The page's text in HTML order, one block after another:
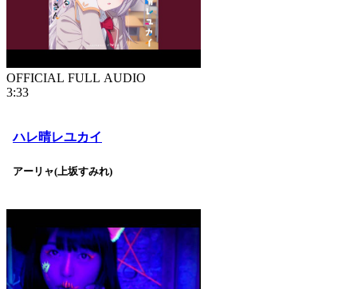
OFFICIAL FULL AUDIO
3:33
ハレ晴レユカイ
アーリャ(上坂すみれ)